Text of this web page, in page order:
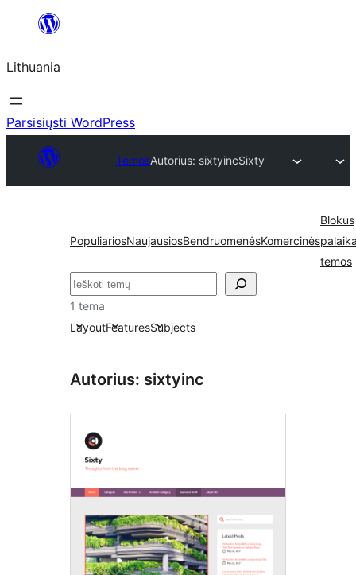
turinio
Lithuania
Parsisiųsti WordPress
TemosAutorius: sixtyincSixty
PopuliariosNaujausiosBendruomenėsKomercinės
Blokus
temos
Paieška
1 tema
LayoutFeaturesSubjects
Autorius: sixtyinc